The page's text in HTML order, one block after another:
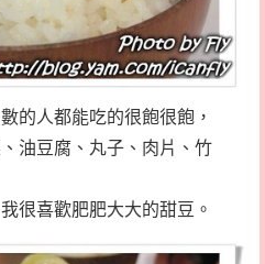
的人都能吃的很飽很飽，
油豆腐、丸子、肉片、竹
很喜歡肥肥大大的甜豆。